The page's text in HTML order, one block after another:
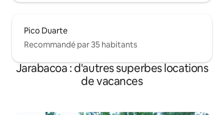
Pico Duarte
Recommandé par 35 habitants
Jarabacoa : d'autres superbes locations
de vacances